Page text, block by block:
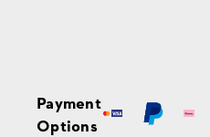
Payment
Options